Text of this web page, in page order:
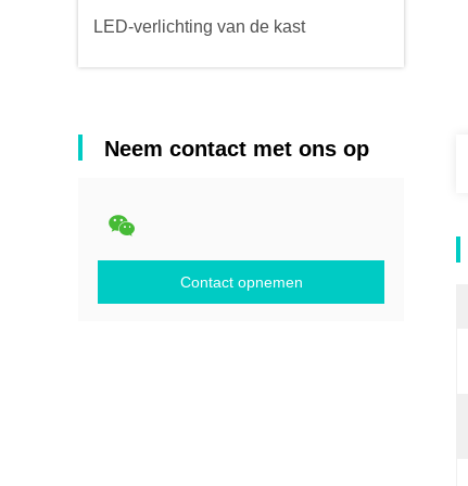
LED-verlichting van de kast
Neem contact met ons op
Contact opnemen